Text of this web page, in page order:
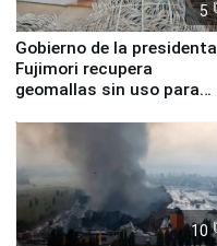
5
Gobierno de la presidenta
Fujimori recupera
geomallas sin uso para
Fenómeno El Niño
10